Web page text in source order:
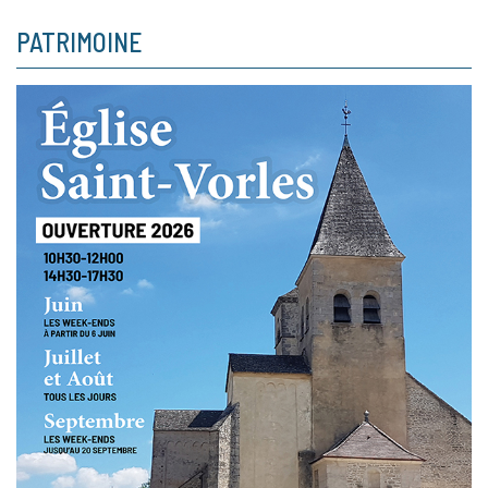
PATRIMOINE